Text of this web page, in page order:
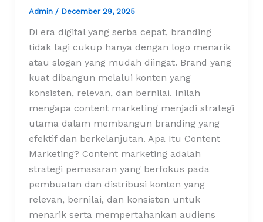
Admin / December 29, 2025
Di era digital yang serba cepat, branding
tidak lagi cukup hanya dengan logo menarik
atau slogan yang mudah diingat. Brand yang
kuat dibangun melalui konten yang
konsisten, relevan, dan bernilai. Inilah
mengapa content marketing menjadi strategi
utama dalam membangun branding yang
efektif dan berkelanjutan. Apa Itu Content
Marketing? Content marketing adalah
strategi pemasaran yang berfokus pada
pembuatan dan distribusi konten yang
relevan, bernilai, dan konsisten untuk
menarik serta mempertahankan audiens